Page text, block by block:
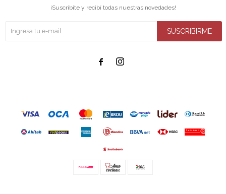
¡Suscribite y recibí todas nuestras novedades!
SUSCRIBIRME
 